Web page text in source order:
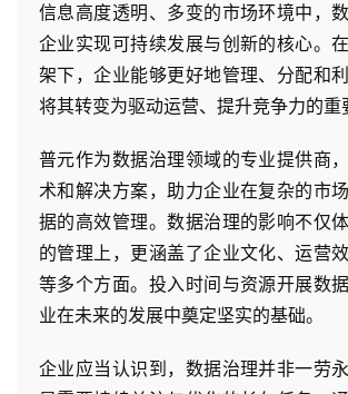
信息高度透明、多变的市场环境中，
企业实现可持续发展与创新的核心。
架下，企业能够更好地管理、分配和利
将其转变为驱动运营、提升竞争力的重
普元作为数据治理领域的专业提供商
术和解决方案，助力企业在复杂的市
据的高效管理。数据治理的影响不仅
的管理上，更涵盖了企业文化、运营
等多个方面。投入时间与资源开展数
业在未来的发展中奠定坚实的基础。
企业应当认识到，数据治理并非一劳